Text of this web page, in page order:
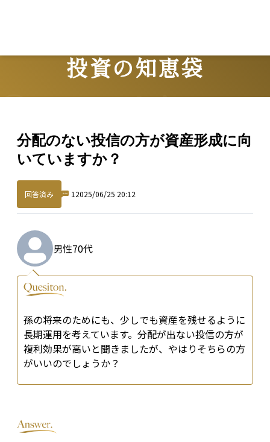
投資の知恵袋
分配のない投信の方が資産形成に向
いていますか？
回答済み 1 2025/06/25 20:12
男性70代
孫の将来のためにも、少しでも資産を残せるように
長期運用を考えています。分配が出ない投信の方が
複利効果が高いと聞きましたが、やはりそちらの方
がいいのでしょうか？